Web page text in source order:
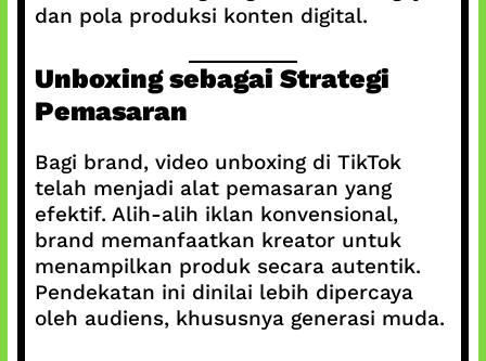
dan pola produksi konten digital.
Unboxing sebagai Strategi
Pemasaran
Bagi brand, video unboxing di TikTok
telah menjadi alat pemasaran yang
efektif. Alih-alih iklan konvensional,
brand memanfaatkan kreator untuk
menampilkan produk secara autentik.
Pendekatan ini dinilai lebih dipercaya
oleh audiens, khususnya generasi muda.